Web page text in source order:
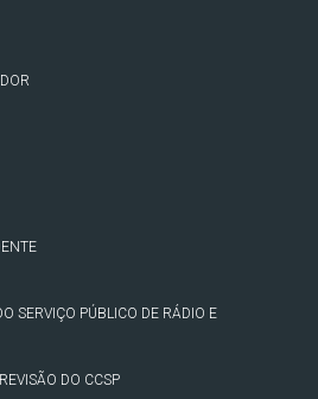
SERVIÇO PÚBLICO DE RÁDIO E
DO CCSP